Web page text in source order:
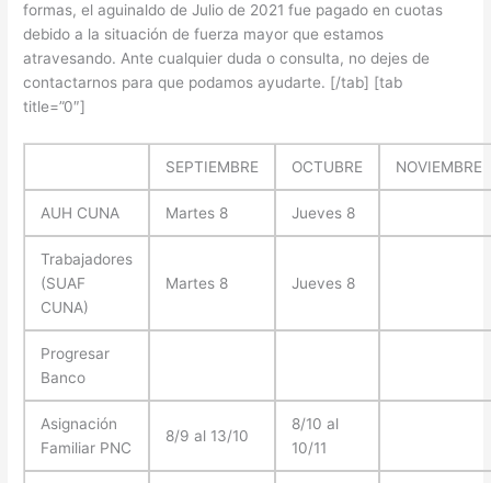
formas, el aguinaldo de Julio de 2021 fue pagado en cuotas
debido a la situación de fuerza mayor que estamos
atravesando. Ante cualquier duda o consulta, no dejes de
contactarnos para que podamos ayudarte. [/tab] [tab
title=”0″]
SEPTIEMBRE OCTUBRE NOVIEMBRE
AUH CUNA Martes 8 Jueves 8
Trabajadores
(SUAF
CUNA)
Martes 8 Jueves 8
Progresar
Banco
Asignación
Familiar PNC
8/9 al 13/10
8/10 al
10/11